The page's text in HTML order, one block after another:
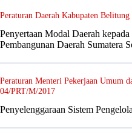
Peraturan Daerah Kabupaten
Penyertaan Modal Daerah
Pembangunan Daerah Sumatera
Peraturan Menteri Pekerjaan Umum
04/PRT/M/2017
Penyelenggaraan Sistem